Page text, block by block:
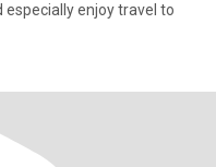
especially enjoy travel to